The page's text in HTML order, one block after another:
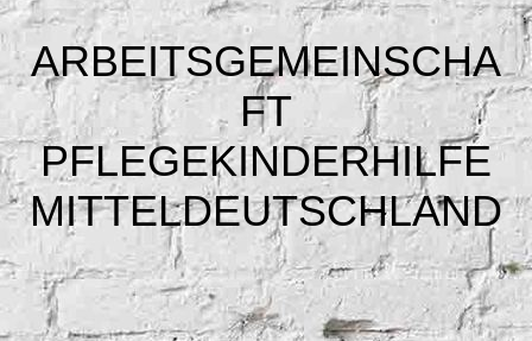
ARBEITSGEMEINSCHA
FT
PFLEGEKINDERHILFE
MITTELDEUTSCHLAND